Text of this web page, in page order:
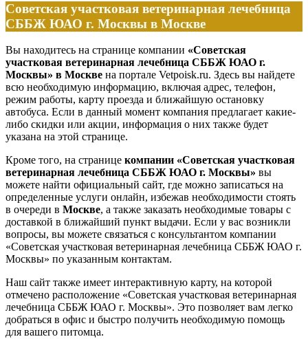
Советская участковая ветеринарная лечебница
СББЖ ЮАО г. Москвы в Москве
Вы находитесь на странице компании «Советская
участковая ветеринарная лечебница СББЖ ЮАО г.
Москвы» в Москве на портале Vetpoisk.ru. Здесь вы найдете
всю необходимую информацию, включая адрес, телефон,
режим работы, карту проезда и ближайшую остановку
автобуса. Если в данный момент компания предлагает какие-
либо скидки или акции, информация о них также будет
указана на этой странице.
Кроме того, на странице компании «Советская участковая
ветеринарная лечебница СББЖ ЮАО г. Москвы» вы
можете найти официальный сайт, где можно записаться на
определенные услуги онлайн, избежав необходимости стоять
в очереди в Москве, а также заказать необходимые товары с
доставкой в ближайший пункт выдачи. Если у вас возникли
вопросы, вы можете связаться с консультантом компании
«Советская участковая ветеринарная лечебница СББЖ ЮАО г.
Москвы» по указанным контактам.
Наш сайт также имеет интерактивную карту, на которой
отмечено расположение «Советская участковая ветеринарная
лечебница СББЖ ЮАО г. Москвы». Это позволяет вам легко
добраться в офис и быстро получить необходимую помощь
для вашего питомца.